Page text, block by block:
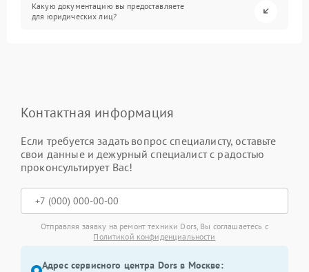
Какую документацию вы предоставляете
для юридических лиц?
Контактная информация
Если требуется задать вопрос специалисту, оставьте
свои данные и дежурный специалист с радостью
проконсультирует Вас!
Отправляя заявку на ремонт техники Dors, Вы соглашаетесь с
Политикой конфиденциальности
Адрес сервисного центра Dors в Москве: